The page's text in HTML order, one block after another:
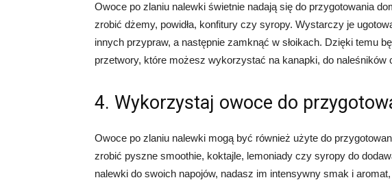
Owoce po zlaniu nalewki świetnie nadają się do przygotowania
zrobić dżemy, powidła, konfitury czy syropy. Wystarczy je
innych przypraw, a następnie zamknąć w słoikach. Dzięki temu
przetwory, które możesz wykorzystać na kanapki, do naleśników
4. Wykorzystaj owoce do
Owoce po zlaniu nalewki mogą być również użyte do
zrobić pyszne smoothie, koktajle, lemoniady czy syropy do
nalewki do swoich napojów, nadasz im intensywny smak i